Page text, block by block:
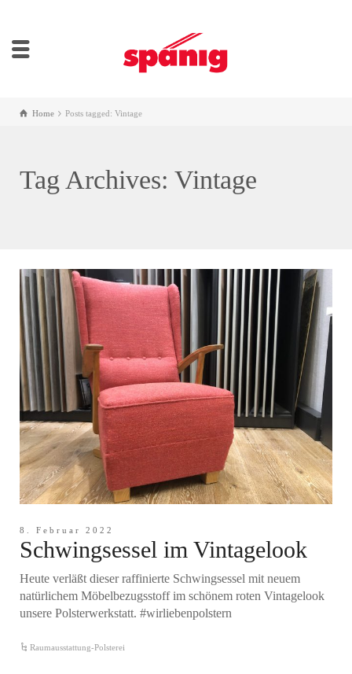
Home Posts tagged: Vintage
Tag Archives: Vintage
8. Februar 2022
Schwingsessel im Vintagelook
Heute verläßt dieser raffinierte Schwingsessel mit neuem
natürlichem Möbelbezugsstoff im schönem roten Vintagelook
unsere Polsterwerkstatt. #wirliebenpolstern
Raumausstattung-Polsterei